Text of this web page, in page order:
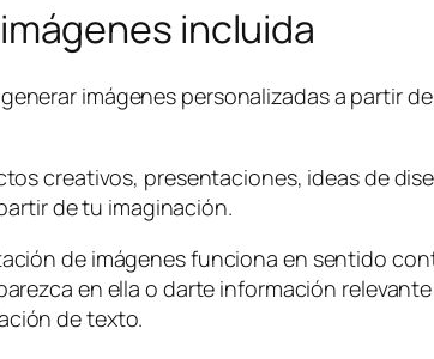
incluida
imágenes personalizadas a partir
creativos, presentaciones, ideas de
de tu imaginación.
de imágenes funciona en sentido
en ella o darte información
de texto.